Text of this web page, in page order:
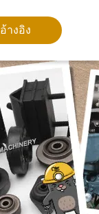
อ้างอิง